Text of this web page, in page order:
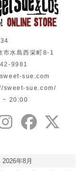
市水島西栄町8-1
9981
sue.com
sweet-sue.com/
~ 20:00
2026年8月